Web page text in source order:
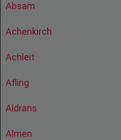
Absam
Achenkirch
Achleit
Afling
Aldrans
Almen